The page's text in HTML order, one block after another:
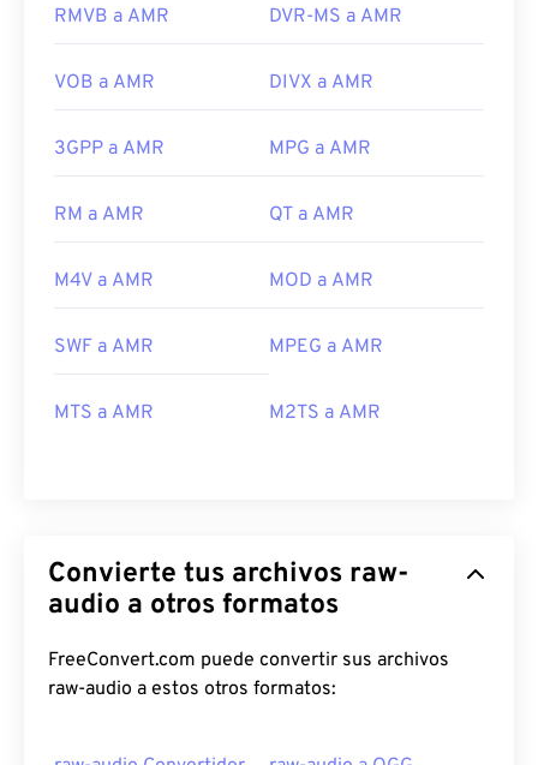
RMVB a AMR DVR-MS a AMR
VOB a AMR DIVX a AMR
3GPP a AMR MPG a AMR
RM a AMR QT a AMR
M4V a AMR MOD a AMR
SWF a AMR MPEG a AMR
MTS a AMR M2TS a AMR
Convierte tus archivos raw-
audio a otros formatos
FreeConvert.com puede convertir sus archivos
raw-audio a estos otros formatos: